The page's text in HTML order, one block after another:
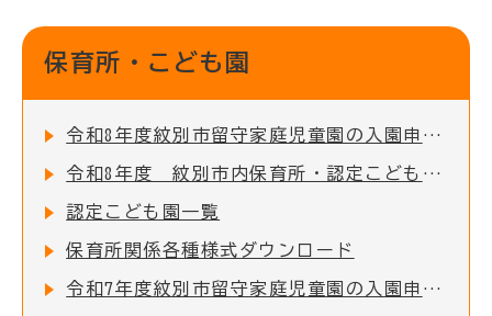
保育所・こども園
令和8年度紋別市留守家庭児童園の入園申込受付を開始しました！
令和8年度 紋別市内保育所・認定こども園 入所児童募集のお知らせ
認定こども園一覧
保育所関係各種様式ダウンロード
令和7年度紋別市留守家庭児童園の入園申込受付を開始しました！